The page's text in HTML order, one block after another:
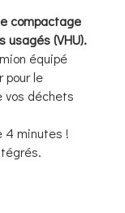
compactage
(VHU).
équipé
pour le
déchets
4 minutes !